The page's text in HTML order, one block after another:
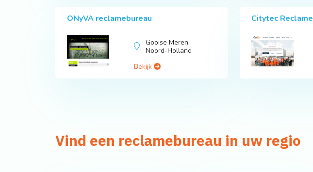
ONyVA reclamebureau
Gooise Meren,
Noord-Holland
Bekijk
Citytec Reclame
Vind een reclamebureau in uw regio